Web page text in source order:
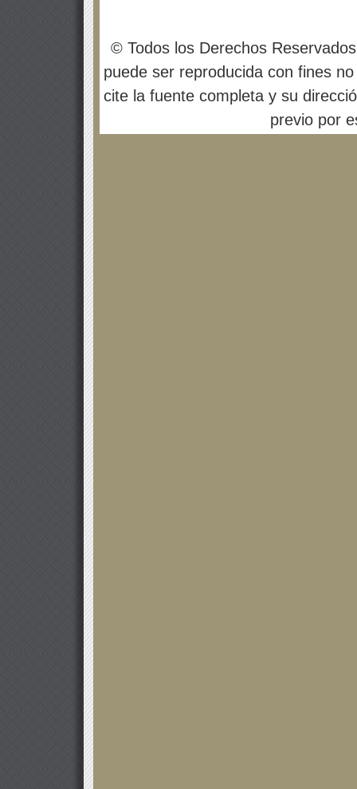
© Todos los Derechos
puede ser reproducida con fines
cite la fuente completa y su
previo por